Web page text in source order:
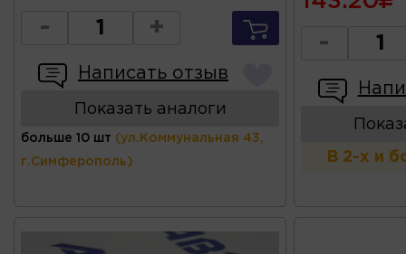
- +
Написать отзыв
Показать аналоги
больше 10 шт (ул.Коммунальная 43,
г.Симферополь)
-
В 2-х и